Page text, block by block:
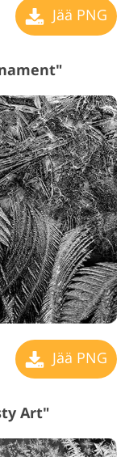
Jää PNG
Jää PNG
Art"